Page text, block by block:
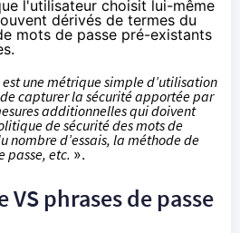
l'utilisateur choisit lui-même
dérivés de termes du
mots de passe pré-existants
une métrique simple d’utilisation
capturer la sécurité apportée par
additionnelles qui doivent
de sécurité des mots de
nombre d’essais, la méthode de
passe, etc. ».
VS phrases de passe